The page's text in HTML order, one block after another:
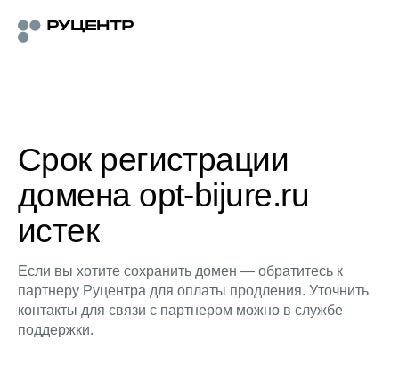
Срок регистрации
домена opt-bijure.ru
истек
Если вы хотите сохранить домен — обратитесь к
партнеру Руцентра для оплаты продления. Уточнить
контакты для связи с партнером можно в службе
поддержки.